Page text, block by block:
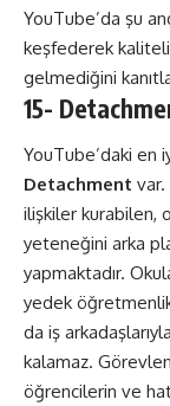
YouTube’da şu
keşfederek
gelmediğini
15-
YouTube’daki en
Detachment
ilişkiler kurabilen,
yeteneğini arka
yapmaktadır.
yedek
da iş
kalamaz.
öğrencilerin ve